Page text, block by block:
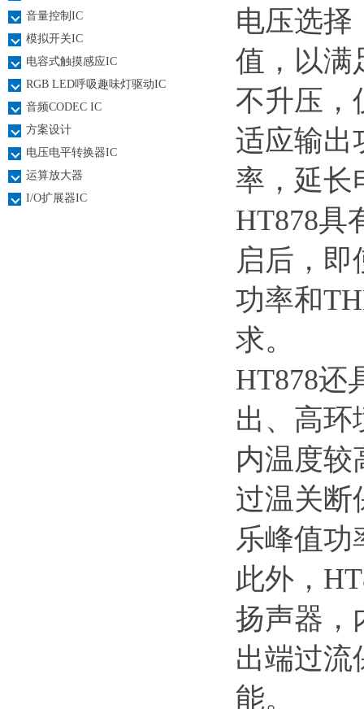
音量控制IC
模拟开关IC
电容式触摸感应IC
RGB LED呼吸趣味灯驱动IC
音频CODEC IC
方案设计
电压电平转换器IC
运算放大器
I/O扩展器IC
电压选择
值，以满
不升压，
适应输出
率，延长
HT878具
启后，
功率和
求。
HT878还
出、高环
内温度较
过温关断
乐峰值功
此外，
扬声器，
出端过流
能。